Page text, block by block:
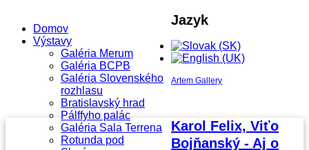
Domov
Výstavy
Galéria Merum
Galéria BCPB
Galéria Slovenského
rozhlasu
Bratislavský hrad
Pálffyho palác
Galéria Sala Terrena
Rotunda pod
Jazyk
Artem Gallery
Karol Felix, Viťo
Bojňanský - Aj o